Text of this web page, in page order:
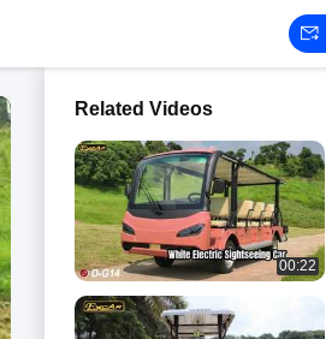
Related Videos
00:22